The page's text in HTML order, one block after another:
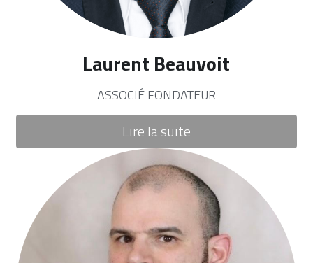
Laurent Beauvoit
ASSOCIÉ FONDATEUR
Lire la suite